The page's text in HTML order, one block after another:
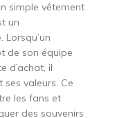
simple vêtement
un
de son équipe
d’achat, il
valeurs. Ce
les fans et
des souvenirs